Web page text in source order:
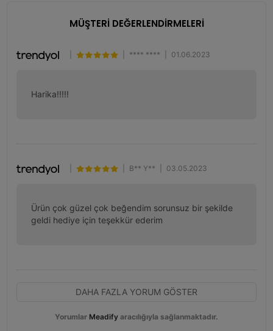
MÜŞTERİ DEĞERLENDİRMELERİ
**** **** 01.06.2023
Harika!!!!!
B** Y** 03.05.2023
Ürün çok güzel çok beğendim sorunsuz bir şekilde
geldi hediye için teşekkür ederim
DAHA FAZLA YORUM GÖSTER
Yorumlar Meadify aracılığıyla sağlanmaktadır.